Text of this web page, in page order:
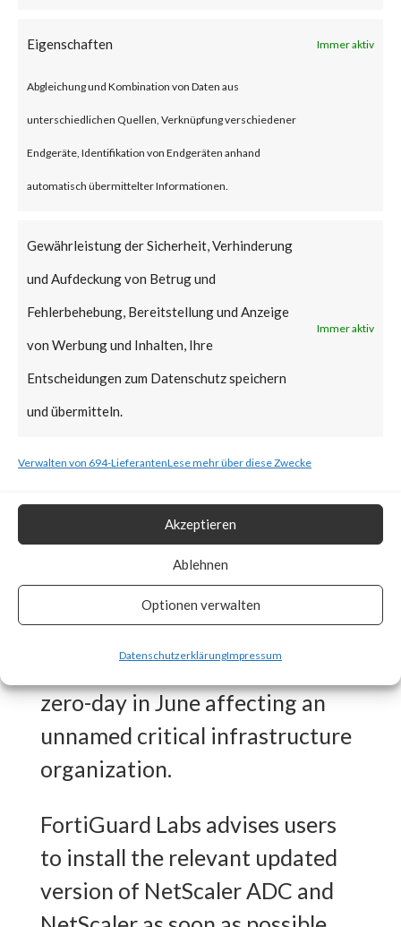
Eigenschaften Immer aktiv
Abgleichung und Kombination von Daten aus
unterschiedlichen Quellen, Verknüpfung verschiedener
Endgeräte, Identifikation von Endgeräten anhand
automatisch übermittelter Informationen.
Gewährleistung der Sicherheit, Verhinderung
und Aufdeckung von Betrug und
Fehlerbehebung, Bereitstellung und Anzeige
von Werbung und Inhalten, Ihre
Entscheidungen zum Datenschutz speichern
und übermitteln.
Immer aktiv
Verwalten von 694-LieferantenLese mehr über diese Zwecke
Akzeptieren
Ablehnen
Optionen verwalten
DatenschutzerklärungImpressum
gateway or as an
authentication, authorization
and auditing (AAA) virtual
server. The advisory also states
that Citrix managed servers are
is required.
Why is this Significant?
This is significant because the
Citrix advisory acknowledged
exploited in the wild. Also, CISA
added the vulnerability to the
Known Exploited Vulnerabilities
Catalog on July 19th, 2023.
CISA released an advisory on
vulnerability was exploited as a
zero-day in June affecting an
unnamed critical infrastructure
organization.
FortiGuard Labs advises users
to install the relevant updated
version of NetScaler ADC and